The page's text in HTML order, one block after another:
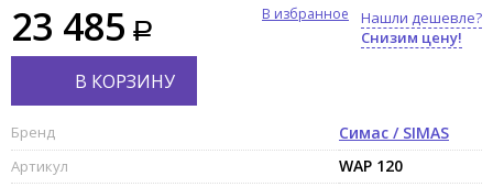
23 485
Нашли дешевле?
Снизим цену!
В избранное
В КОРЗИНУ
Бренд Симас / SIMAS
Артикул WAP 120